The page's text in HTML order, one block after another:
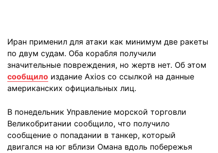
Иран применил для атаки как минимум две ракеты
по двум судам. Оба корабля получили
значительные повреждения, но жертв нет. Об этом
сообщило издание Axios со ссылкой на данные
американских официальных лиц.
В понедельник Управление морской торговли
Великобритании сообщило, что получило
сообщение о попадании в танкер, который
двигался на юг вблизи Омана вдоль побережья